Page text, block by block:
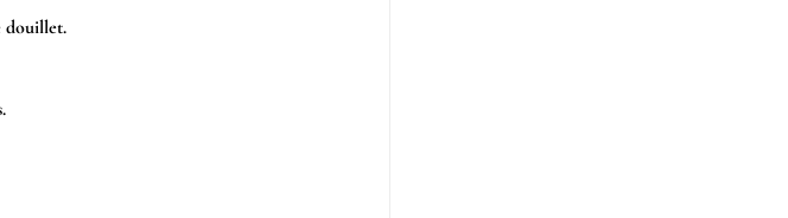
douillet.